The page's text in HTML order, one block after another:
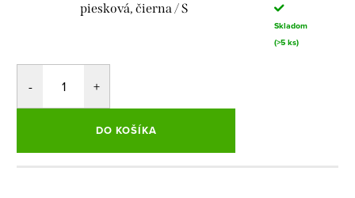
piesková, čierna / S
Skladom
(>5 ks)
DO KOŠÍKA